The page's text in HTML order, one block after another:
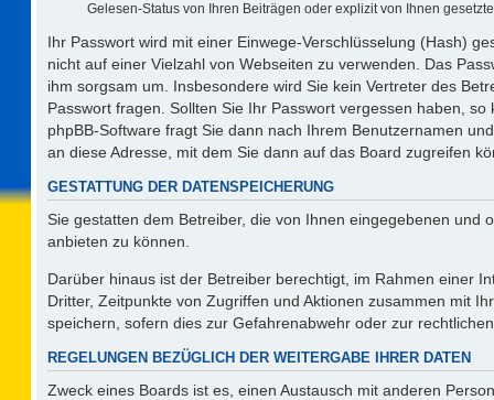
Gelesen-Status von Ihren Beiträgen oder explizit von Ihnen
Ihr Passwort wird mit einer Einwege-Verschlüsselung (Hash)
nicht auf einer Vielzahl von Webseiten zu verwenden. Das
ihm sorgsam um. Insbesondere wird Sie kein Vertreter des
Passwort fragen. Sollten Sie Ihr Passwort vergessen haben,
phpBB-Software fragt Sie dann nach Ihrem Benutzernamen
an diese Adresse, mit dem Sie dann auf das Board zugreifen
GESTATTUNG DER DATENSPEICHERUNG
Sie gestatten dem Betreiber, die von Ihnen eingegebenen
anbieten zu können.
Darüber hinaus ist der Betreiber berechtigt, im Rahmen einer
Dritter, Zeitpunkte von Zugriffen und Aktionen zusammen mit
speichern, sofern dies zur Gefahrenabwehr oder zur
REGELUNGEN BEZÜGLICH DER WEITERGABE IHRER DATEN
Zweck eines Boards ist es, einen Austausch mit anderen